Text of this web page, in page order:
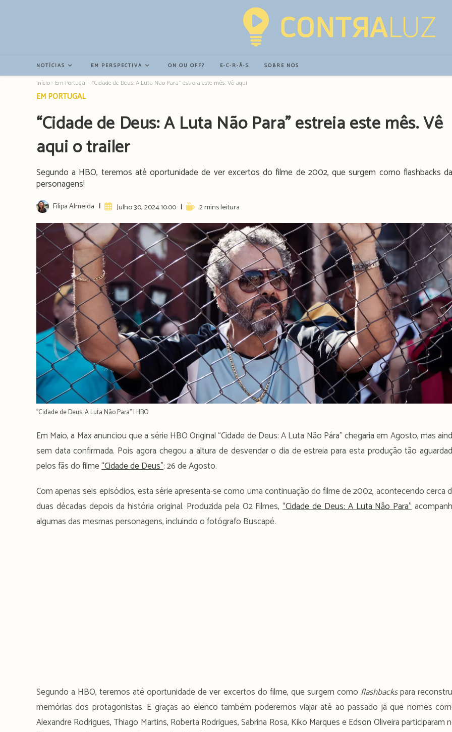
NOTÍCIAS EM PERSPECTIVA ON OU OFF? E∙C∙R∙Ã∙S SOBRE NÓS
Início- Em Portugal - “Cidade de Deus: A Luta Não Para” estreia este mês. Vê aqui o trailer
Post
EM PORTUGAL
“Cidade de Deus: A Luta Não Para” estreia este mês. Vê
aqui o trailer
Segundo a HBO, teremos até oportunidade de ver excertos do filme de 2002, que surgem como flashbacks
personagens!
Post
author:
Filipa Almeida
ArtigoJulho 30, 2024 10:00
Reading2 mins leitura
''Cidade de Deus: A Luta Não Para'' | HBO
Em Maio, a Max anunciou que a série HBO Original “Cidade de Deus: A Luta Não Pára” chegaria em Agosto, mas
sem data confirmada. Pois agora chegou a altura de desvendar o dia de estreia para esta produção tão
pelos fãs do filme“Cidade de Deus”: 26 de Agosto.
Com apenas seis episódios, esta série apresenta-se como uma continuação do filme de 2002, acontecendo cerca
duas décadas depois da história original. Produzida pela O2 Filmes,“Cidade de Deus: A Luta Não Para”
algumas das mesmas personagens, incluindo o fotógrafo Buscapé.
Segundo a HBO, teremos até oportunidade de ver excertos do filme, que surgem como flashbackspara
memórias dos protagonistas. E graças ao elenco também poderemos viajar até ao passado já que nomes
Alexandre Rodrigues, Thiago Martins, Roberta Rodrigues, Sabrina Rosa, Kiko Marques e Edson Oliveira participaram